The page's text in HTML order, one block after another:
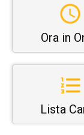
Ora in
Lista